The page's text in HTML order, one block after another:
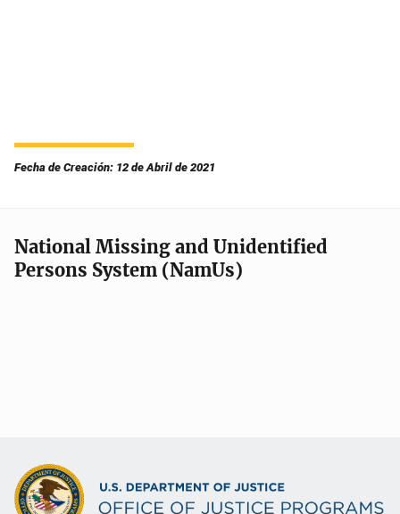
Fecha de Creación: 12 de Abril de 2021
National Missing and Unidentified
Persons System (NamUs)